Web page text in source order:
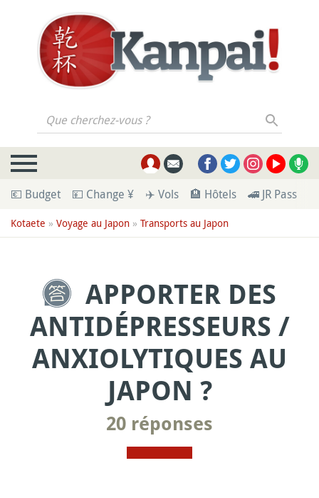
Que cherchez-vous ?
💶 Budget 💴 Change ¥ ✈️ Vols 🏨 Hôtels 🚄 JR Pass
Kotaete » Voyage au Japon » Transports au Japon
APPORTER DES
ANTIDÉPRESSEURS /
ANXIOLYTIQUES AU
JAPON ?
20 réponses